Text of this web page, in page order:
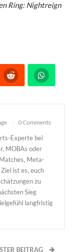
Ring: Nightreign
0 Comments
Experte bei
MOBAs oder
Meta-
ist es, euch
zu
Sieg
langfristig
BEITRAG